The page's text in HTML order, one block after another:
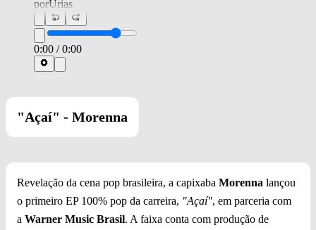
porUrias
0:00 /0:00
"Açaí" - Morenna
Revelação da cena pop brasileira, a capixaba Morenna lançou
o primeiro EP 100% pop da carreira, "Açaí", em parceria com
a Warner Music Brasil. A faixa conta com produção de